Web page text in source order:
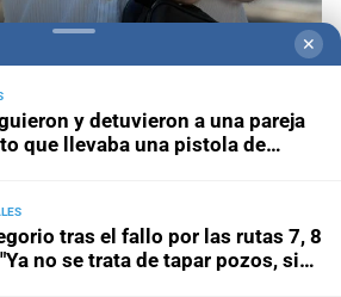
15 años de prisión para
crimen de Jeremías Monzón
Caso Agostina Vega: la
Persiguieron y detuvieron a una
una pistola de grueso calibre
✕
y detuvieron a una pareja
que llevaba una pistola de
tras el fallo por las rutas 7, 8
no se trata de tapar pozos, sino